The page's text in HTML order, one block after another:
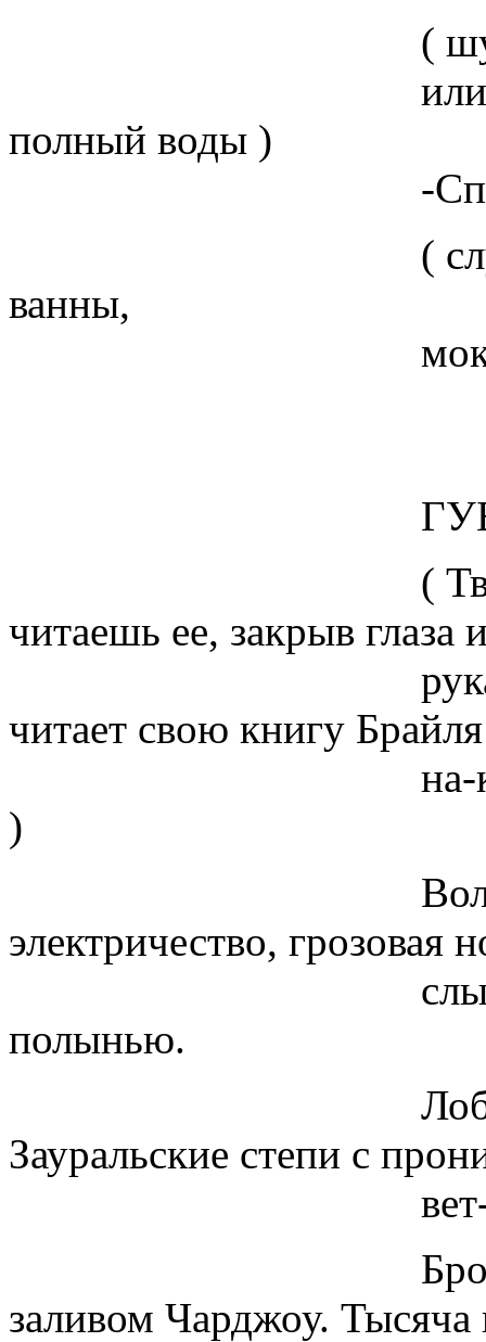
( шумно
или
полный воды )
-Спаси,
( слушай шум
ванны,
мокрую
ГУБЫ И
( Твои стихи -
читаешь ее, закрыв глаза
руками,
читает свою книгу
на-колотым на
)
Волосы.
электричество, грозовая
слышу,
полынью.
Лоб
Зауральские степи с
вет-
Брови. И -
заливом Чарджоу. Тысяча